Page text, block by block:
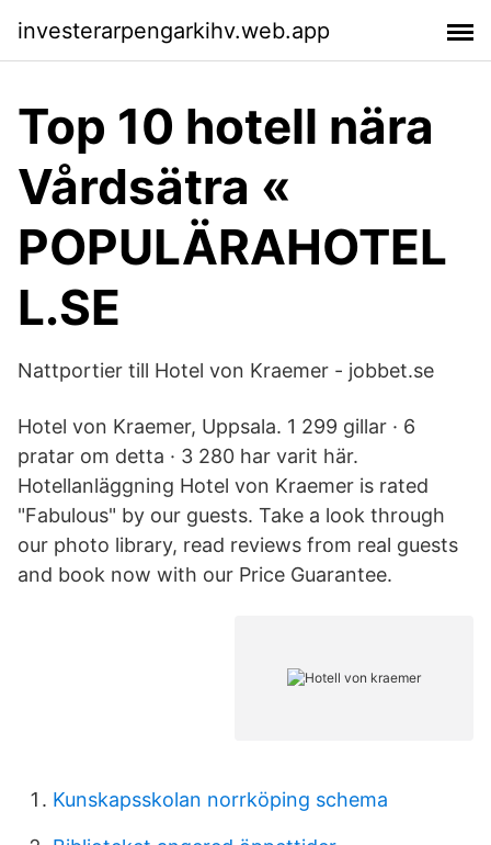
investerarpengarkihv.web.app
Top 10 hotell nära
Vårdsätra «
POPULÄRAHOTEL
L.SE
Nattportier till Hotel von Kraemer - jobbet.se
Hotel von Kraemer, Uppsala. 1 299 gillar · 6
pratar om detta · 3 280 har varit här.
Hotellanläggning Hotel von Kraemer is rated
"Fabulous" by our guests. Take a look through
our photo library, read reviews from real guests
and book now with our Price Guarantee.
Kunskapsskolan norrköping schema